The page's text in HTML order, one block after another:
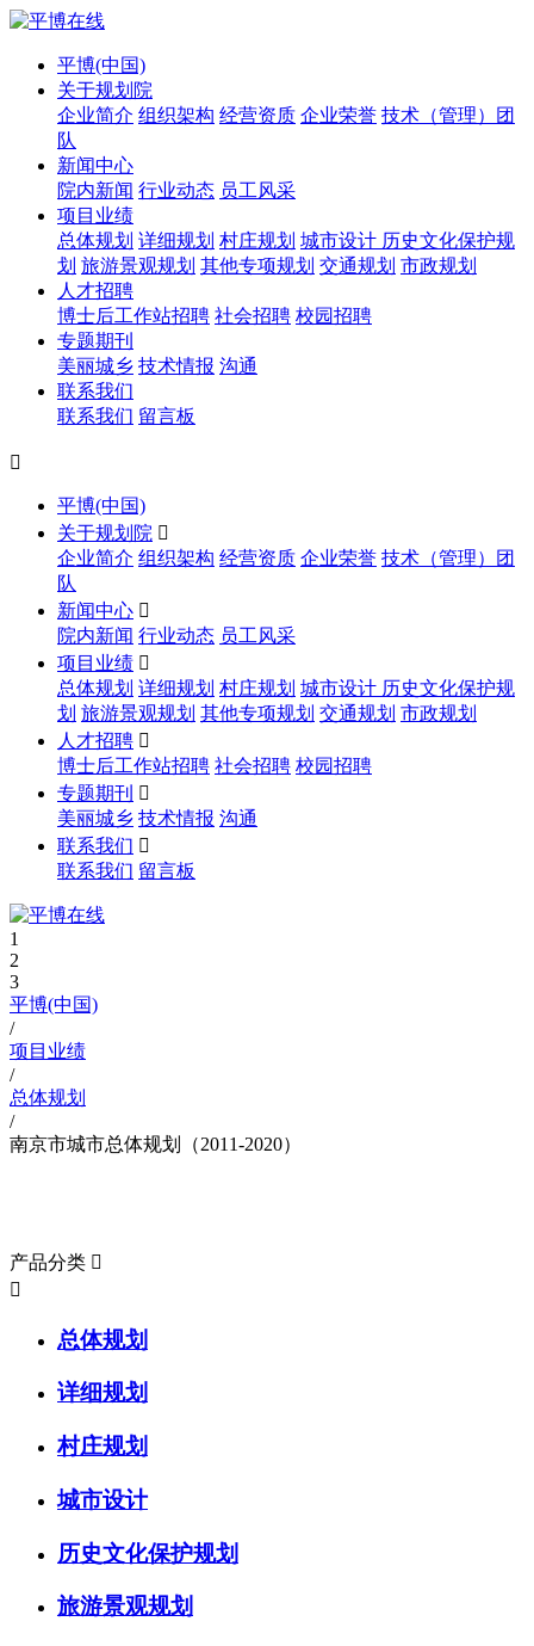
平博(中国)
关于规划院
企业简介 组织架构 经营资质 企业荣誉 技术（管理）团
队
新闻中心
院内新闻 行业动态 员工风采
项目业绩
总体规划 详细规划 村庄规划 城市设计 历史文化保护规
划 旅游景观规划 其他专项规划 交通规划 市政规划
人才招聘
博士后工作站招聘 社会招聘 校园招聘
专题期刊
美丽城乡 技术情报 沟通
联系我们
联系我们 留言板

平博(中国)
关于规划院 
企业简介 组织架构 经营资质 企业荣誉 技术（管理）团
队
新闻中心 
院内新闻 行业动态 员工风采
项目业绩 
总体规划 详细规划 村庄规划 城市设计 历史文化保护规
划 旅游景观规划 其他专项规划 交通规划 市政规划
人才招聘 
博士后工作站招聘 社会招聘 校园招聘
专题期刊 
美丽城乡 技术情报 沟通
联系我们 
联系我们 留言板
1
2
3
平博(中国)
/
项目业绩
/
总体规划
/
南京市城市总体规划（2011-2020）
产品分类 

总体规划
详细规划
村庄规划
城市设计
历史文化保护规划
旅游景观规划